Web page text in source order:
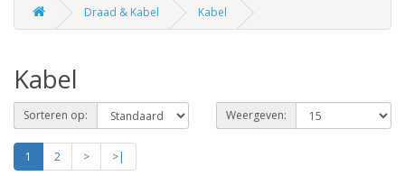
Draad & Kabel Kabel
Kabel
Sorteren op: Weergeven:
1 2 >
>|